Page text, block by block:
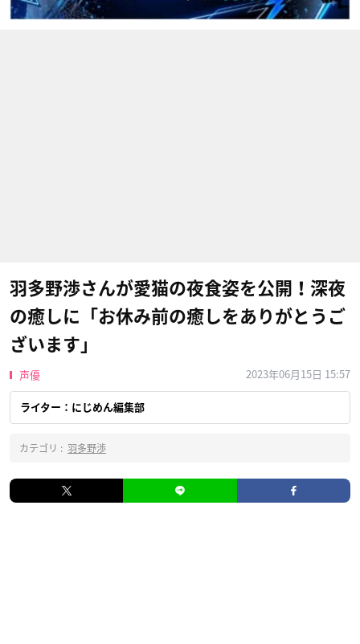
羽多野渉さんが愛猫の夜食姿を公開！深夜
の癒しに「お休み前の癒しをありがとうご
ざいます」
声優 2023年06月15日 15:57
ライター：にじめん編集部
カテゴリ : 羽多野渉